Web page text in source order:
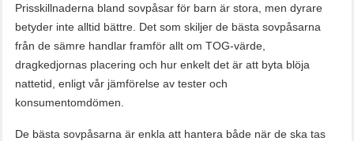
Prisskillnaderna bland sovpåsar för barn är stora, men dyrare
betyder inte alltid bättre. Det som skiljer de bästa sovpåsarna
från de sämre handlar framför allt om TOG-värde,
dragkedjornas placering och hur enkelt det är att byta blöja
nattetid, enligt vår jämförelse av tester och
konsumentomdömen.
De bästa sovpåsarna är enkla att hantera både när de ska tas